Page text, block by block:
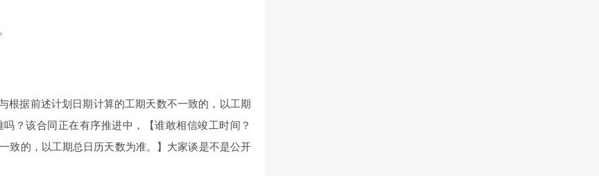
根据前述计划日期计算的工期天数不一致的，以工期
？该合同正在有序推进中，【谁敢相信竣工时间？
致的，以工期总日历天数为准。】大家谈是不是公开